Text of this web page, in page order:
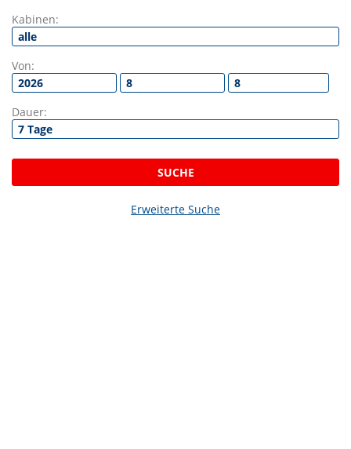
Kabinen:
Von:
Dauer:
SUCHE
Erweiterte Suche